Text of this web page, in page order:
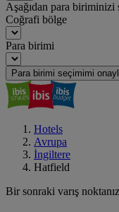
Aşağıdan para biriminizi
Coğrafi bölge
Para birimi
Para birimi seçimimi
Hotels
Avrupa
İngiltere
Hatfield
Bir sonraki varış noktanız